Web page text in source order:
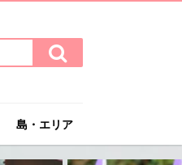
検
索
す
島・エリア